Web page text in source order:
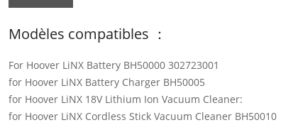
Modèles compatibles ：
For Hoover LiNX Battery BH50000 302723001
for Hoover LiNX Battery Charger BH50005
for Hoover LiNX 18V Lithium Ion Vacuum Cleaner:
for Hoover LiNX Cordless Stick Vacuum Cleaner BH50010